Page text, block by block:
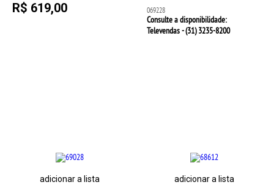
R$ 619,00 069228
Consulte a disponibilidade:
Televendas - (31)3235-8200
adicionar a lista adicionar a lista